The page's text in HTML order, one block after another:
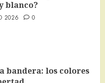
blanco?
2026 0
bandera: los colores